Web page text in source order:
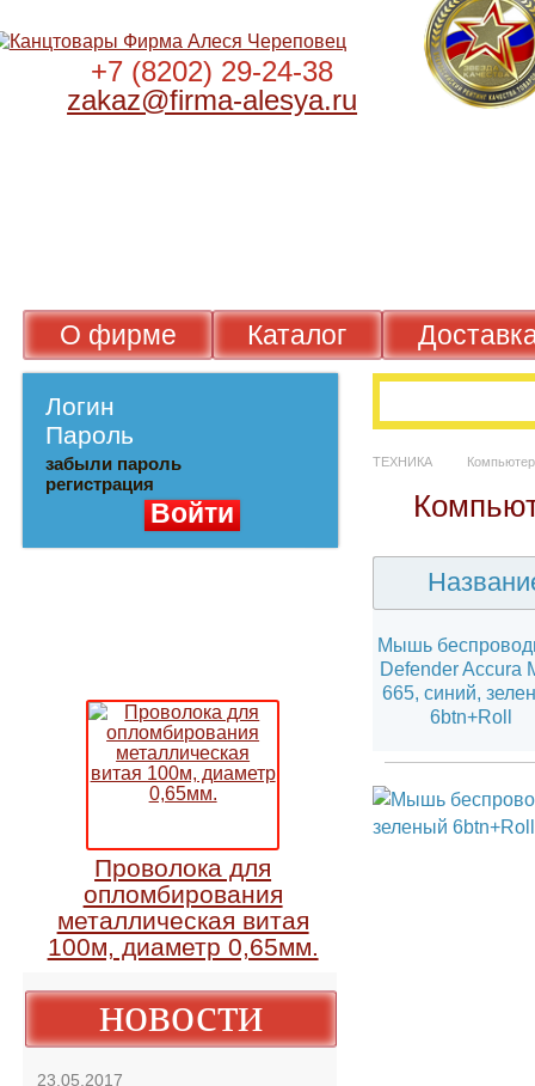
+7 (8202) 29-24-38
zakaz@firma-alesya.ru
О фирме Каталог
Логин
Пароль
забыли пароль
регистрация
Проволока для
опломбирования
металлическая витая
100м, диаметр 0,65мм.
новости
Мышь
Defender
665, синий,